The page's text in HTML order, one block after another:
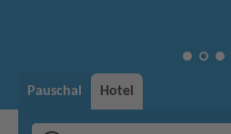
Pauschal Hotel